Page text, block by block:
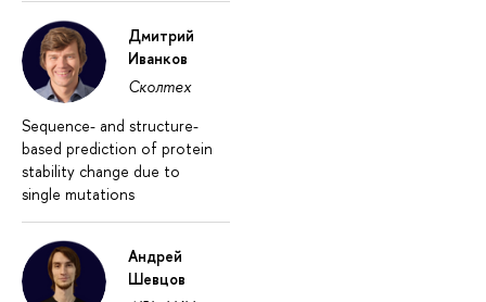
Дмитрий
Иванков
Сколтех
Sequence- and structure-
based prediction of protein
stability change due to
single mutations
Андрей
Шевцов